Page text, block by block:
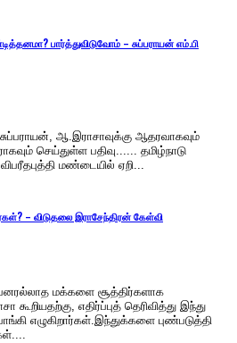
பார்த்துவிடுவோம் – சுப்பராயன் எம்.பி
சுப்பராயன், ஆ.இராசாவுக்கு ஆதரவாகவும்
செய்துள்ள பதிவு...... தமிழ்நாடு
மண்டையில் ஏறி...
– விடுதலை இராசேந்திரன் கேள்வி
மக்களை சூத்திர்களாக
கூறியதற்கு, எதிர்ப்புத் தெரிவித்து இந்து
எழுகிறார்கள்.இந்துக்களை புண்படுத்தி